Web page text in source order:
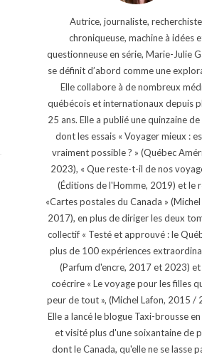
Autrice, journaliste,
chroniqueuse, machine à idées
questionneuse en série, Marie-Julie
se définit d’abord comme une
Elle collabore à de nombreux
québécois et internationaux depuis
25 ans. Elle a publié une quinzaine de
dont les essais « Voyager mieux :
vraiment possible ? » (Québec
2023), « Que reste-t-il de nos
(Éditions de l'Homme, 2019) et le
«Cartes postales du Canada » (Michel
2017), en plus de diriger les deux
collectif « Testé et approuvé : le
plus de 100 expériences
(Parfum d'encre, 2017 et 2023)
coécrire « Le voyage pour les filles
peur de tout », (Michel Lafon, 2015 /
Elle a lancé le blogue Taxi-brousse
et visité plus d'une soixantaine de
dont le Canada, qu'elle ne se lasse